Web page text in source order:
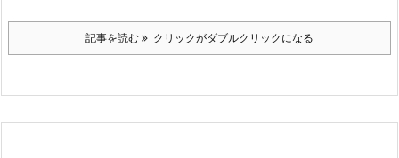
記事を読む クリックがダブルクリックになる